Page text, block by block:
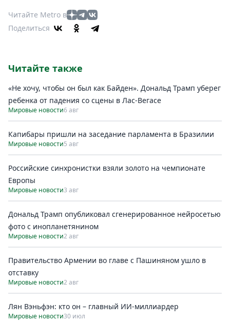
Читайте Metro в
Поделиться
Читайте также
«Не хочу, чтобы он был как Байден». Дональд Трамп уберег
ребенка от падения со сцены в Лас-Вегасе
Мировые новости6 авг
Капибары пришли на заседание парламента в Бразилии
Мировые новости5 авг
Российские синхронистки взяли золото на чемпионате
Европы
Мировые новости3 авг
Дональд Трамп опубликовал сгенерированное нейросетью
фото с инопланетянином
Мировые новости2 авг
Правительство Армении во главе с Пашиняном ушло в
отставку
Мировые новости2 авг
Лян Вэньфэн: кто он – главный ИИ-миллиардер
Мировые новости30 июл